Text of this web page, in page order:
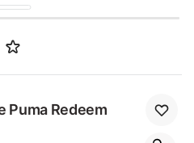
Puma Redeem